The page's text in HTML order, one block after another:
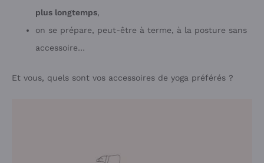
plus longtemps,
on se prépare, peut-être à terme, à la posture sans
accessoire…
Et vous, quels sont vos accessoires de yoga préférés ?